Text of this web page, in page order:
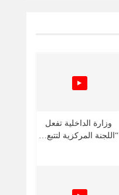
وزارة الداخلية تفعل
“اللجنة المركزية لتتبع…